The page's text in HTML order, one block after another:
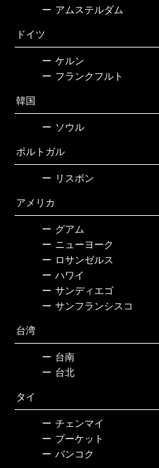
ー アムステルダム
ドイツ
ー ケルン
ー フランクフルト
韓国
ー ソウル
ポルトガル
ー リスボン
アメリカ
ー グアム
ー ニューヨーク
ー ロサンゼルス
ー ハワイ
ー サンディエゴ
ー サンフランシスコ
台湾
ー 台南
ー 台北
タイ
ー チェンマイ
ー プーケット
ー バンコク